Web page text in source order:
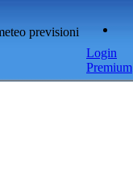
Login
Premium